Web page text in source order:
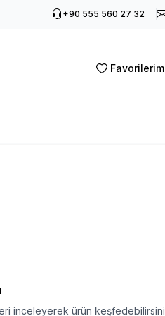
+90 555 560 27 32
Favorilerim
inceleyerek ürün